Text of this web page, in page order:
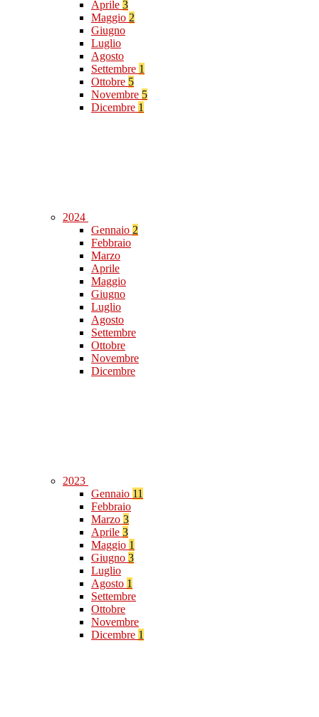
Aprile 3
Maggio 2
Giugno
Luglio
Agosto
Settembre 1
Ottobre 5
Novembre 5
Dicembre 1
2024
Gennaio 2
Febbraio
Marzo
Aprile
Maggio
Giugno
Luglio
Agosto
Settembre
Ottobre
Novembre
Dicembre
2023
Gennaio 11
Febbraio
Marzo 3
Aprile 3
Maggio 1
Giugno 3
Luglio
Agosto 1
Settembre
Ottobre
Novembre
Dicembre 1